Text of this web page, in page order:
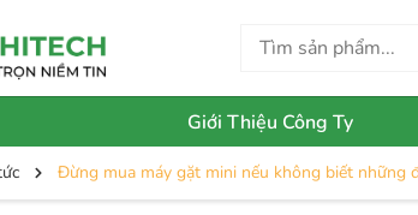
Giới Thiệu Công Ty
Đừng mua máy gặt mini nếu không biết những